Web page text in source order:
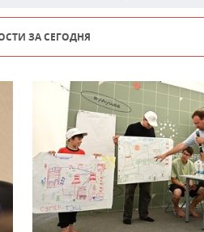
ЗА СЕГОДНЯ